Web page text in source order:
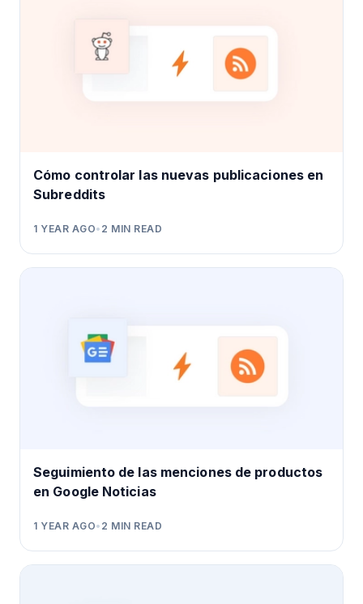
Cómo controlar las nuevas publicaciones en
Subreddits
1 YEAR AGO• 2 MIN READ
Seguimiento de las menciones de productos
en Google Noticias
1 YEAR AGO• 2 MIN READ